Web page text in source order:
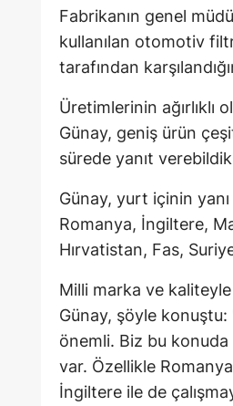
Fabrikanın genel
kullanılan otomotiv
tarafından
Üretimlerinin
Günay, geniş ürün
sürede yanıt
Günay, yurt içinin
Romanya, İngiltere,
Hırvatistan, Fas,
Milli marka ve
Günay, şöyle konuştu:
önemli. Biz bu konuda
var. Özellikle
İngiltere ile de